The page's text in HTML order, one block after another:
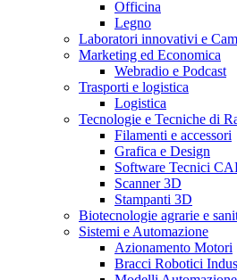
Officina
Legno
Laboratori innovativi e
Marketing ed Economica
Webradio e Podcast
Trasporti e logistica
Logistica
Tecnologie e Tecniche di
Filamenti e accessori
Grafica e Design
Software Tecnici
Scanner 3D
Stampanti 3D
Biotecnologie agrarie e
Sistemi e Automazione
Azionamento Motori
Bracci Robotici